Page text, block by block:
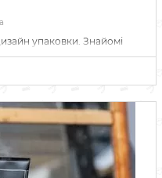
упаковки. Знайомі
тепер у новому